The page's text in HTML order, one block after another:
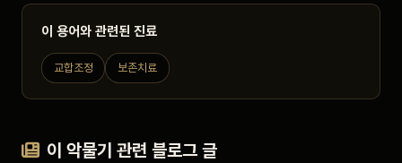
이 용어와 관련된 진료
교합조정 보존치료
이 악물기 관련 블로그 글